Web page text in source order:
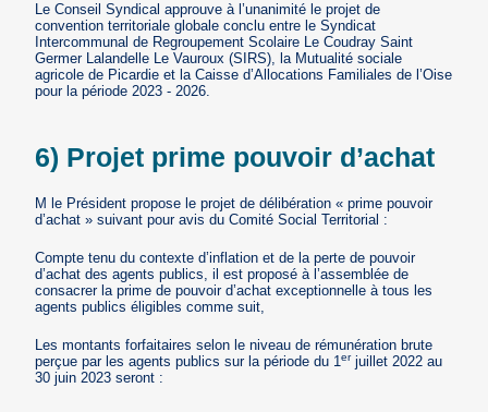
Le Conseil Syndical approuve à l’unanimité le projet de
convention territoriale globale conclu entre le Syndicat
Intercommunal de Regroupement Scolaire Le Coudray Saint
Germer Lalandelle Le Vauroux (SIRS), la Mutualité sociale
agricole de Picardie et la Caisse d’Allocations Familiales de l’Oise
pour la période 2023 - 2026.
6) Projet prime pouvoir d’achat
M le Président propose le projet de délibération « prime pouvoir
d’achat » suivant pour avis du Comité Social Territorial :
Compte tenu du contexte d’inflation et de la perte de pouvoir
d’achat des agents publics, il est proposé à l’assemblée de
consacrer la prime de pouvoir d’achat exceptionnelle à tous les
agents publics éligibles comme suit,
Les montants forfaitaires selon le niveau de rémunération brute
perçue par les agents publics sur la période du 1erjuillet 2022 au
30 juin 2023 seront :